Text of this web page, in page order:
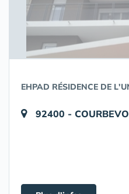
EHPAD RÉSIDENCE DE
92400 -